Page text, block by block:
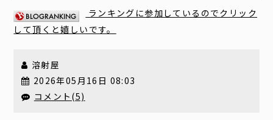
ランキングに参加しているのでクリック
して頂くと嬉しいです。
溶射屋
2026年05月16日 08:03
コメント(5)